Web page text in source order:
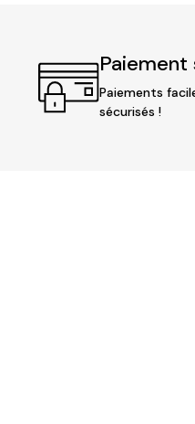
Paiement
Paiements
sécurisés !